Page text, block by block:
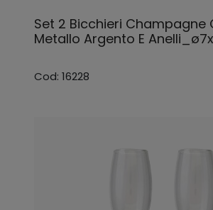
Set 2 Bicchieri Champagne
Metallo Argento E
Cod: 16228